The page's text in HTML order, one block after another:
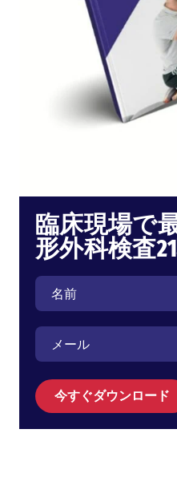
臨床現場で
形外科検査
今すぐダウンロード